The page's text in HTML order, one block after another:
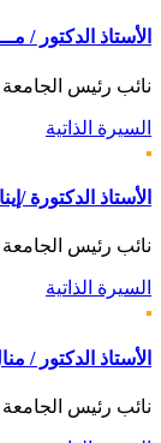
الأستاذ الدكتور /
نائب رئيس
السيرة الذاتية
الأستاذ الدكتورة
نائب رئيس الجامعة
السيرة الذاتية
الأستاذ الدكتور
نائب رئيس الجامعة